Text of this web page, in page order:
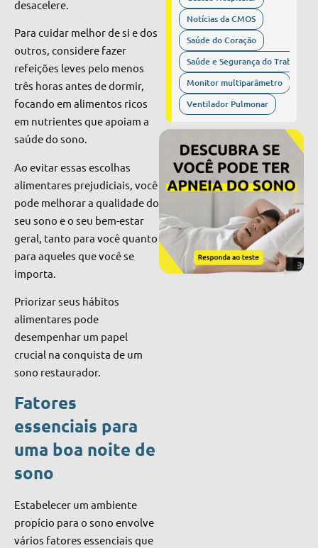
desacelere.
Para cuidar melhor de si e dos
outros, considere fazer
refeições leves pelo menos
três horas antes de dormir,
focando em alimentos ricos
em nutrientes que apoiam a
saúde do sono.
Ao evitar essas escolhas
alimentares prejudiciais, você
pode melhorar a qualidade do
seu sono e o seu bem-estar
geral, tanto para você quanto
para aqueles que você se
importa.
Priorizar seus hábitos
alimentares pode
desempenhar um papel
crucial na conquista de um
sono restaurador.
Fatores
essenciais para
uma boa noite de
sono
Estabelecer um ambiente
propício para o sono envolve
vários fatores essenciais que
Notícias da CMOS
Saúde do Coração
Saúde e Segurança do Trabalho
Monitor multiparâmetro
Ventilador Pulmonar